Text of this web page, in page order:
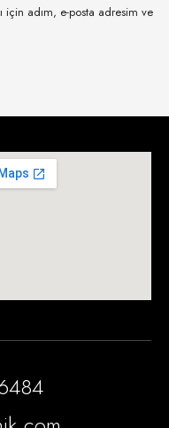
için adım, e-posta adresim ve